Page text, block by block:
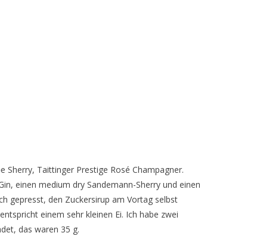
Sherry, Taittinger Prestige Rosé Champagner.
einen medium dry Sandemann-Sherry und einen
gepresst, den Zuckersirup am Vortag selbst
einem sehr kleinen Ei. Ich habe zwei
das waren 35 g.